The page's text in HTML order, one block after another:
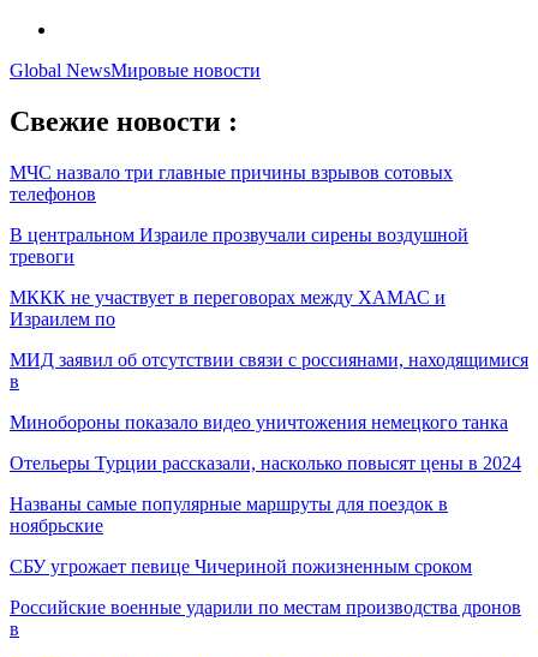
Global NewsМировые новости
Свежие новости :
МЧС назвало три главные причины взрывов сотовых
телефонов
В центральном Израиле прозвучали сирены воздушной
тревоги
МККК не участвует в переговорах между ХАМАС и
Израилем по
МИД заявил об отсутствии связи с россиянами, находящимися
в
Минобороны показало видео уничтожения немецкого танка
Отельеры Турции рассказали, насколько повысят цены в 2024
Названы самые популярные маршруты для поездок в
ноябрьские
СБУ угрожает певице Чичериной пожизненным сроком
Российские военные ударили по местам производства дронов
в